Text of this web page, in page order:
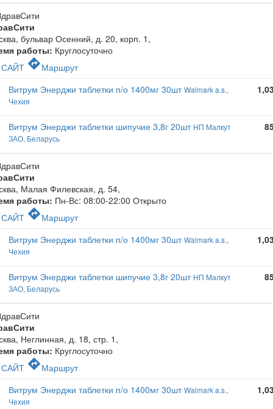
бульвар Осенний, д. 20, корп. 1,
работы: Круглосуточно
САЙТ directionsМаршрут
Витрум Энерджи таблетки п/о 1400мг 30штWalmark a.s.,
Чехия
Витрум Энерджи таблетки шипучие 3,8г 20шт НП Малкут
ЗАО, Беларусь
Малая Филевская, д. 54,
работы: Пн-Вс: 08:00-22:00 Открыто
САЙТ directionsМаршрут
Витрум Энерджи таблетки п/о 1400мг 30штWalmark a.s.,
Чехия
Витрум Энерджи таблетки шипучие 3,8г 20шт НП Малкут
ЗАО, Беларусь
Неглинная, д. 18, стр. 1 ,
работы: Круглосуточно
САЙТ directionsМаршрут
Витрум Энерджи таблетки п/о 1400мг 30штWalmark a.s.,
Чехия